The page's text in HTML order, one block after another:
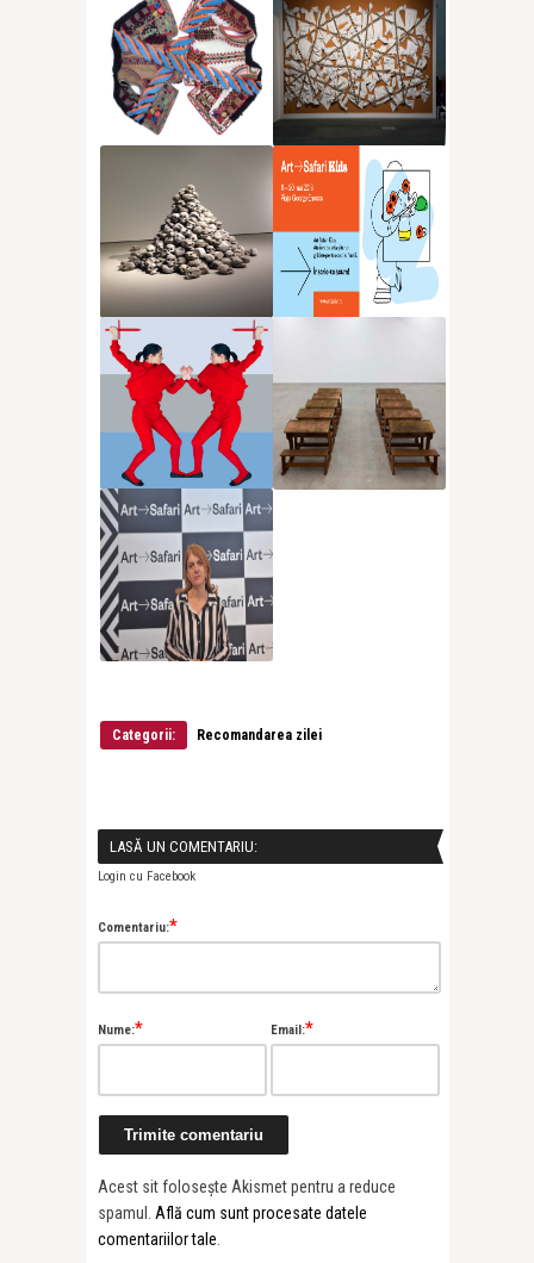
Categorii: Recomandarea zilei
LASĂ UN COMENTARIU:
Login cu Facebook
Comentariu:*
Nume:* Email:*
Acest sit folosește Akismet pentru a reduce
spamul. Află cum sunt procesate datele
comentariilor tale